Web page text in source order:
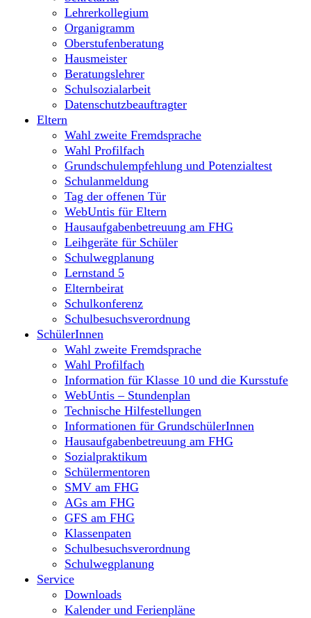
Lehrerkollegium
Organigramm
Oberstufenberatung
Hausmeister
Beratungslehrer
Schulsozialarbeit
Datenschutzbeauftragter
Eltern
Wahl zweite Fremdsprache
Wahl Profilfach
Grundschulempfehlung und Potenzialtest
Schulanmeldung
Tag der offenen Tür
WebUntis für Eltern
Hausaufgabenbetreuung am FHG
Leihgeräte für Schüler
Schulwegplanung
Lernstand 5
Elternbeirat
Schulkonferenz
Schulbesuchsverordnung
SchülerInnen
Wahl zweite Fremdsprache
Wahl Profilfach
Information für Klasse 10 und die Kursstufe
WebUntis – Stundenplan
Technische Hilfestellungen
Informationen für GrundschülerInnen
Hausaufgabenbetreuung am FHG
Sozialpraktikum
Schülermentoren
SMV am FHG
AGs am FHG
GFS am FHG
Klassenpaten
Schulbesuchsverordnung
Schulwegplanung
Service
Downloads
Kalender und Ferienpläne